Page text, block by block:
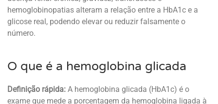
hemoglobinopatias alteram a relação entre a HbA1c e a
glicose real, podendo elevar ou reduzir falsamente o
número.
O que é a hemoglobina glicada
Definição rápida: A hemoglobina glicada (HbA1c) é o
exame que mede a porcentagem da hemoglobina ligada à